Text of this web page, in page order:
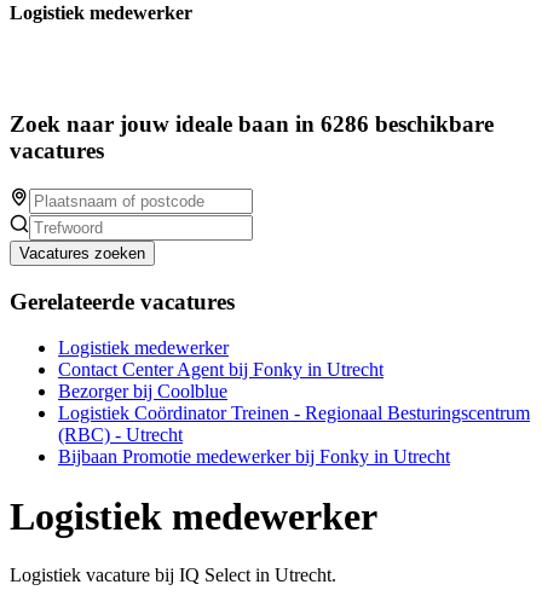
Logistiek medewerker
Zoek naar jouw ideale baan in 6286 beschikbare
vacatures
Vacatures zoeken
Gerelateerde vacatures
Logistiek medewerker
Contact Center Agent bij Fonky in Utrecht
Bezorger bij Coolblue
Logistiek Coördinator Treinen - Regionaal Besturingscentrum
(RBC) - Utrecht
Bijbaan Promotie medewerker bij Fonky in Utrecht
Logistiek medewerker
Logistiek vacature bij IQ Select in Utrecht.